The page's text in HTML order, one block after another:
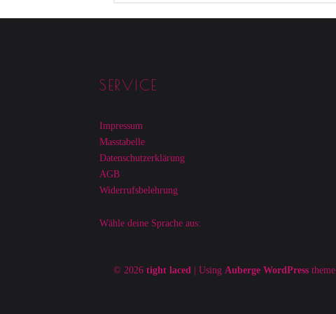
Footer sidebar
SERVICE
Impressum
Masstabelle
Datenschutzerklärung
AGB
Widerrufsbelehrung
Wähle deine Sprache aus:
© 2026 tight laced | Using Auberge WordPress theme.